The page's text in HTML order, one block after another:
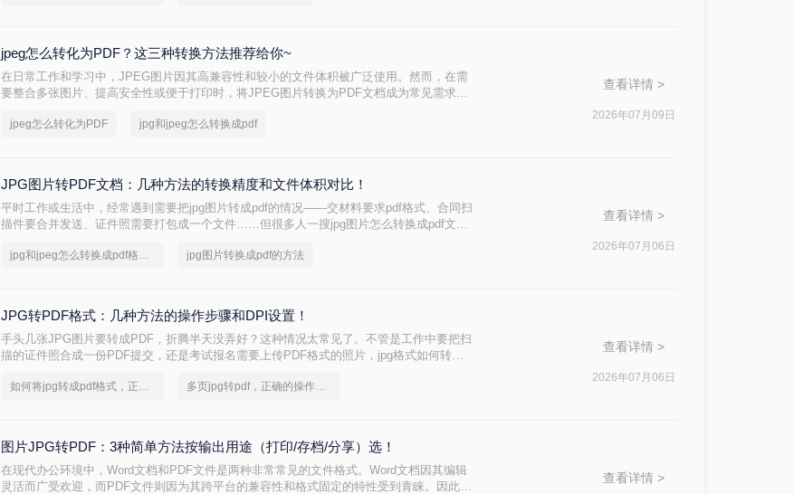
jpeg怎么转化为PDF？这三种转换方法推荐给你~
在日常工作和学习中，JPEG图片因其高兼容性和较小的文件体积被广泛使用。然而，在需
要整合多张图片、提高安全性或便于打印时，将JPEG图片转换为PDF文档成为常见需求。
用户根据需求选择最适合的方案。
jpeg怎么转化为PDF jpg和jpeg怎么转换成pdf
查看详情 >
2026年07月09日
JPG图片转PDF文档：几种方法的转换精度和文件体积对比！
平时工作或生活中，经常遇到需要把jpg图片转成pdf的情况——交材料要求pdf格式、合同扫
描件要合并发送、证件照需要打包成一个文件……但很多人一搜jpg图片怎么转换成pdf文
搞定。
jpg和jpeg怎么转换成pdf格式文件 jpg图片转换成pdf的方法
查看详情 >
2026年07月06日
JPG转PDF格式：几种方法的操作步骤和DPI设置！
手头几张JPG图片要转成PDF，折腾半天没弄好？这种情况太常见了。不管是工作中要把扫
描的证件照合成一份PDF提交，还是考试报名需要上传PDF格式的照片，jpg格式如何转换
有些则踩了不少坑。
如何将jpg转成pdf格式，正确的操作方法 多页jpg转pdf，正确的操作方法
查看详情 >
2026年07月06日
图片JPG转PDF：3种简单方法按输出用途（打印/存档/分享）选！
在现代办公环境中，Word文档和PDF文件是两种非常常见的文件格式。Word文档因其编辑
灵活而广受欢迎，而PDF文件则因为其跨平台的兼容性和格式固定的特性受到青睐。因此，
查看详情 >